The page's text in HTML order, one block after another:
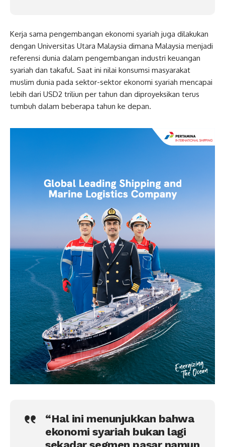
Kerja sama pengembangan ekonomi syariah juga dilakukan
dengan Universitas Utara Malaysia dimana Malaysia menjadi
referensi dunia dalam pengembangan industri keuangan
syariah dan takaful. Saat ini nilai konsumsi masyarakat
muslim dunia pada sektor-sektor ekonomi syariah mencapai
lebih dari USD2 triliun per tahun dan diproyeksikan terus
tumbuh dalam beberapa tahun ke depan.
“Hal ini menunjukkan bahwa
ekonomi syariah bukan lagi